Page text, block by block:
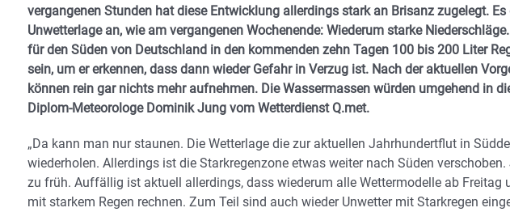
vergangenen Stunden hat diese Entwicklung allerdings stark an Brisanz zugelegt.
Unwetterlage an, wie am vergangenen Wochenende: Wiederum starke
für den Süden von Deutschland in den kommenden zehn Tagen 100 bis 200 Liter
sein, um er erkennen, dass dann wieder Gefahr in Verzug ist. Nach der aktuellen
können rein gar nichts mehr aufnehmen. Die Wassermassen würden umgehend in
Diplom-Meteorologe Dominik Jung vom Wetterdienst Q.met.
„Da kann man nur staunen. Die Wetterlage die zur aktuellen Jahrhundertflut in
wiederholen. Allerdings ist die Starkregenzone etwas weiter nach Süden
zu früh. Auffällig ist aktuell allerdings, dass wiederum alle Wettermodelle ab Freitag
mit starkem Regen rechnen. Zum Teil sind auch wieder Unwetter mit Starkregen